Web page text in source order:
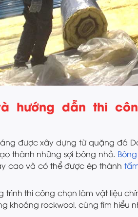
hướng dẫn thi
được xây dựng từ quặng đá
thành những sợi bông nhỏ.
cao và có thể được ép thành
thi công chọn làm vật liệu
khoáng rockwool, cùng tìm hiểu